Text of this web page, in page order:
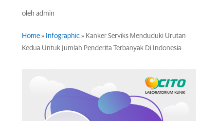
oleh admin
Home» Infographic» Kanker Serviks Menduduki Urutan
Kedua Untuk Jumlah Penderita Terbanyak Di Indonesia